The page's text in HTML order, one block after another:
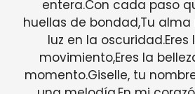
entera.Con cada paso
huellas de bondad,Tu
luz en la
movimiento,Eres la
momento.Giselle, tu